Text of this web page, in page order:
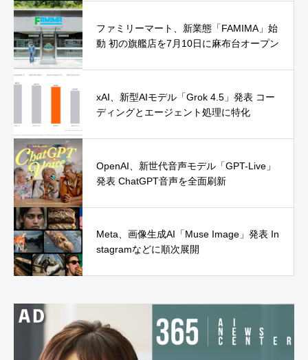
ファミリーマート、新業態「FAMIMA」始
動 初の旗艦店を7月10日に麻布台オープン
xAI、新型AIモデル「Grok 4.5」発表 コー
ディングとエージェント処理に特化
OpenAI、新世代音声モデル「GPT-Live」
発表 ChatGPT音声を全面刷新
Meta、画像生成AI「Muse Image」発表 In
stagramなどに順次展開